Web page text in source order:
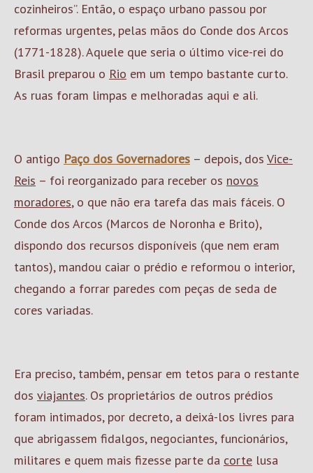
cozinheiros”. Então, o espaço urbano passou por
reformas urgentes, pelas mãos do Conde dos Arcos
(1771-1828). Aquele que seria o último vice-rei do
Brasil preparou o Rio em um tempo bastante curto.
As ruas foram limpas e melhoradas aqui e ali.
O antigo Paço dos Governadores – depois, dos Vice-
Reis – foi reorganizado para receber os novos
moradores, o que não era tarefa das mais fáceis. O
Conde dos Arcos (Marcos de Noronha e Brito),
dispondo dos recursos disponíveis (que nem eram
tantos), mandou caiar o prédio e reformou o interior,
chegando a forrar paredes com peças de seda de
cores variadas.
Era preciso, também, pensar em tetos para o restante
dos viajantes. Os proprietários de outros prédios
foram intimados, por decreto, a deixá-los livres para
que abrigassem fidalgos, negociantes, funcionários,
militares e quem mais fizesse parte da corte lusa